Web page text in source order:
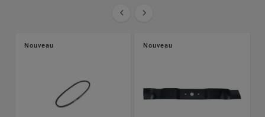
 
Nouveau Nouveau